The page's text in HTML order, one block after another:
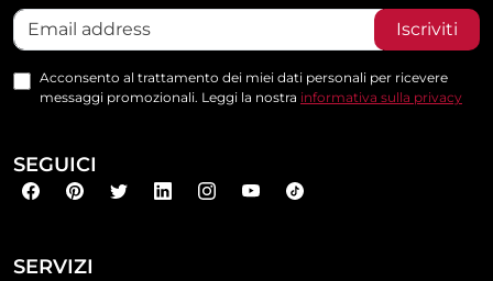
SERVIZI
Iscriviti
Acconsento al trattamento dei miei dati personali per ricevere
messaggi promozionali. Leggi la nostra informativa sulla privacy
SEGUICI